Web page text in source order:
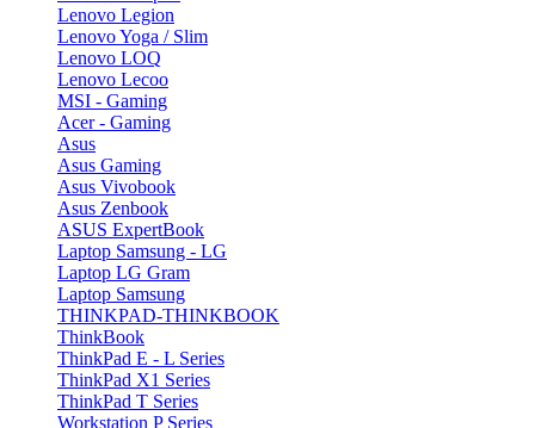
Lenovo Legion
Lenovo Yoga / Slim
Lenovo LOQ
Lenovo Lecoo
MSI - Gaming
Acer - Gaming
Asus
Asus Gaming
Asus Vivobook
Asus Zenbook
ASUS ExpertBook
Laptop Samsung - LG
Laptop LG Gram
Laptop Samsung
THINKPAD-THINKBOOK
ThinkBook
ThinkPad E - L Series
ThinkPad X1 Series
ThinkPad T Series
Workstation P Series